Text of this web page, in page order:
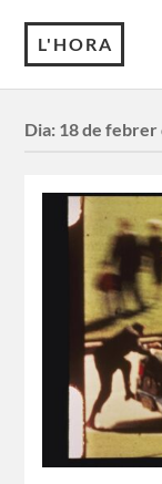
L'HORA
Dia: 18 de febrer